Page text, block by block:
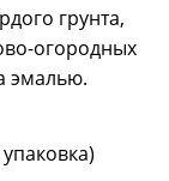
грунта,
огородных
эмалью.